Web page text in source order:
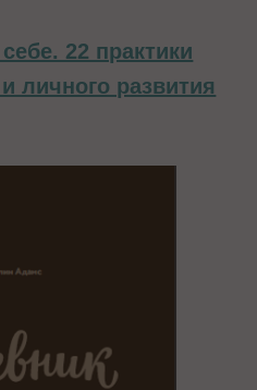
22 практики
личного развития